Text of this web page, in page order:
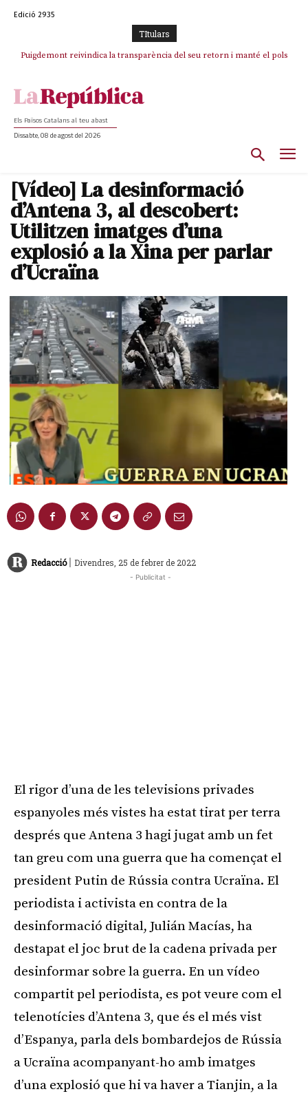
Edició 2935
TItulars
Puigdemont reivindica la transparència del seu retorn i manté el pols
Els Països Catalans al teu abast
Dissabte, 08 de agost del 2026
[Vídeo] La desinformació
d’Antena 3, al descobert:
Utilitzen imatges d’una
explosió a la Xina per parlar
d’Ucraïna
Redacció Divendres, 25 de febrer de 2022
- Publicitat -
El rigor d’una de les televisions privades
espanyoles més vistes ha estat tirat per terra
després que Antena 3 hagi jugat amb un fet
tan greu com una guerra que ha començat el
president Putin de Rússia contra Ucraïna. El
periodista i activista en contra de la
desinformació digital, JuliánMacías, ha
destapat el joc brut de la cadena privada per
desinformar sobre la guerra. En un vídeo
compartit pel periodista, es pot veure com el
telenotícies d’Antena 3, que és el més vist
d’Espanya, parla dels bombardejos de Rússia
a Ucraïna acompanyant-ho amb imatges
d’una explosió que hi va haver a Tianjin, a la